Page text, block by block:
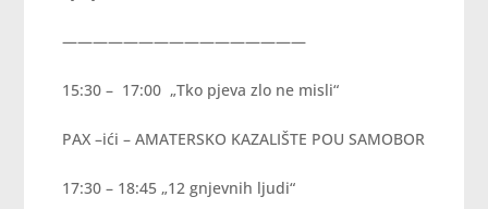
————————————————
15:30 – 17:00 „Tko pjeva zlo ne misli“
PAX –ići – AMATERSKO KAZALIŠTE POU SAMOBOR
17:30 – 18:45 „12 gnjevnih ljudi“